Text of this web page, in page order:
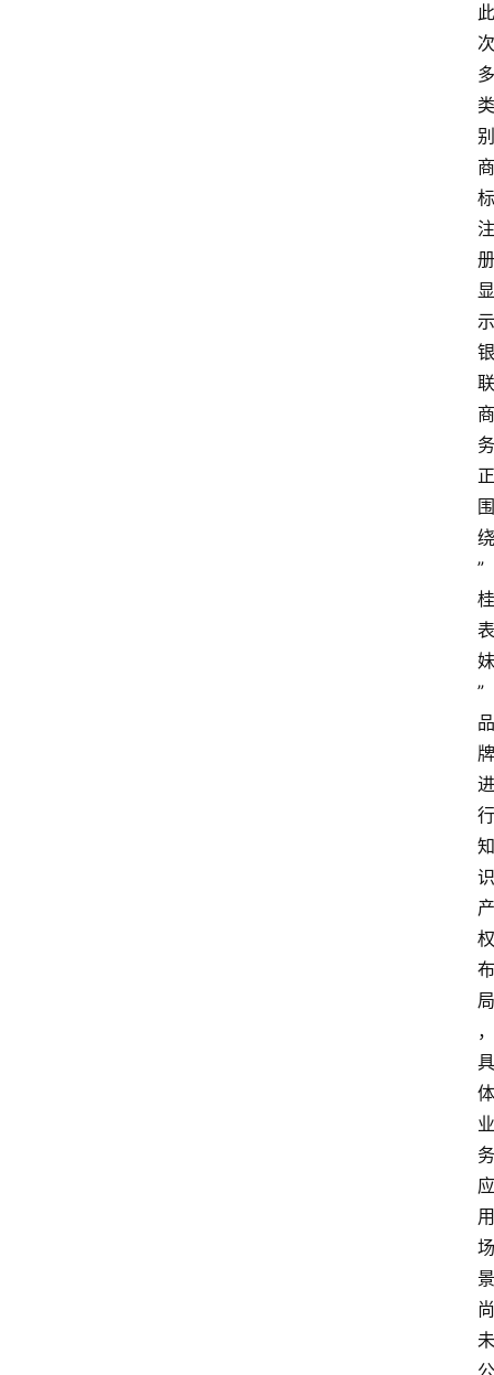
此
次
多
类
别
商
标
注
册
显
示
银
联
商
务
正
围
绕
”
桂
表
妹
”
品
牌
进
行
知
识
产
权
布
局
，
具
体
业
务
应
用
场
景
尚
未
公